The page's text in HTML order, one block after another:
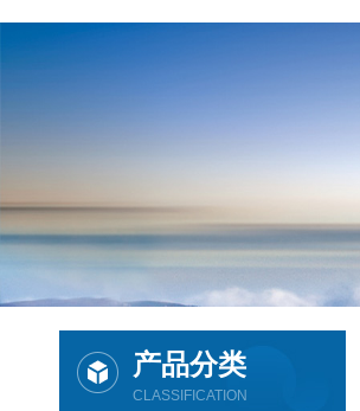
产品分类
CLASSIFICATION